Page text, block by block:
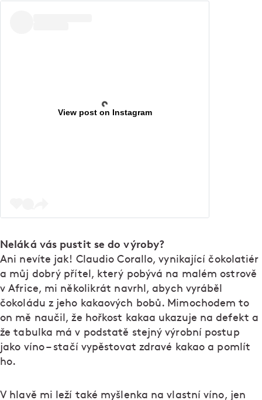
View post on Instagram
Neláká vás pustit se do výroby?
Ani nevíte jak! Claudio Corallo, vynikající čokolatiér
a můj dobrý přítel, který pobývá na malém ostrově
v Africe, mi několikrát navrhl, abych vyráběl
čokoládu z jeho kakaových bobů. Mimochodem to
on mě naučil, že hořkost kakaa ukazuje na defekt a
že tabulka má v podstatě stejný výrobní postup
jako víno – stačí vypěstovat zdravé kakao a pomlít
ho.
V hlavě mi leží také myšlenka na vlastní víno, jen